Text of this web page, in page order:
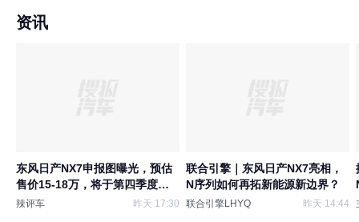
资讯
东风日产NX7申报图曝光，预估
售价15-18万，将于第四季度上
市
辣评车 昨天 17:30
联合引擎｜东风日产NX7亮相，
N序列如何再拓新能源新边界？
联合引擎LHYQ 昨天 14:44